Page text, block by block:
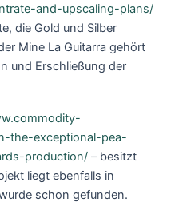
and-upscaling-plans/
die Gold und Silber
Mine La Guitarra gehört
und Erschließung der
the-exceptional-pea-
production/ – besitzt
liegt ebenfalls in
schon gefunden.